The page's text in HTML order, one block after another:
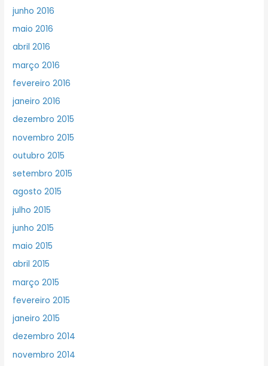
junho 2016
maio 2016
abril 2016
março 2016
fevereiro 2016
janeiro 2016
dezembro 2015
novembro 2015
outubro 2015
setembro 2015
agosto 2015
julho 2015
junho 2015
maio 2015
abril 2015
março 2015
fevereiro 2015
janeiro 2015
dezembro 2014
novembro 2014